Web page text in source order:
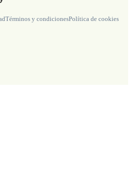
Términos y condicionesPolítica de cookies